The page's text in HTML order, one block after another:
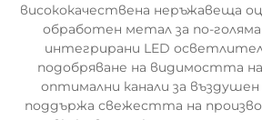
висококачествена неръжавеща
обработен метал за по-
интегрирани LED
подобряване на видимостта
оптимални канали за въздушен
поддържа свежестта на